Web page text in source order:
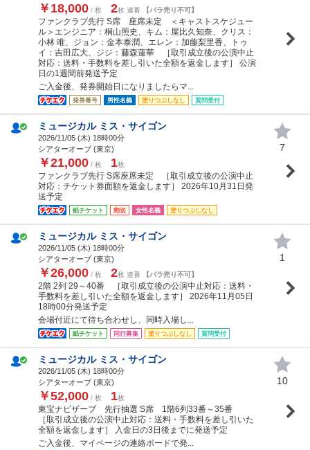
￥18,000 / 枚 2枚 連番 【バラ売り不可】
ファンクラブ先行 S席 座席未定 ＜キャストスケジュー
ル＞エンジニア：桐山照史、キム：屋比久知奈、クリス：
小林 唯、ジョン：金本泰潤、エレン：加藤梨里香、トゥ
イ：吉田広大、ジジ：藤森蓮華 ［取引成立後の公演中止
対応：送料・手数料を差し引いた全額を返金します］ 公演
日の1週間前発送予定
ご入金後、発券開始日になりましたらマ...
発券番号 男性名義 塗りつぶしなし 質問受付
ミュージカル ミス・サイゴン
2026/11/05 (木) 18時00分
シアターオーブ (東京)
￥21,000 / 枚 1枚
ファンクラブ先行 S席座席未定 ［取引成立後の公演中止
対応：チケット券面額を返金します］ 2026年10月31日発
送予定
紙チケット 郵送 女性名義 塗りつぶしなし
7
ミュージカル ミス・サイゴン
2026/11/05 (木) 18時00分
シアターオーブ (東京)
￥26,000 / 枚 2枚 連番 【バラ売り不可】
2階 2列 29～40番 ［取引成立後の公演中止対応：送料・
手数料を差し引いた全額を返金します］ 2026年11月05日
18時00分発送予定
会場付近にて待ち合わせし、同時入場し...
紙チケット 同行募集 塗りつぶしなし 質問受付
1
ミュージカル ミス・サイゴン
2026/11/05 (木) 18時00分
シアターオーブ (東京)
￥52,000 / 枚 1枚
東宝ナビザーブ 先行抽選 S席 1階6列33番～35番
［取引成立後の公演中止対応：送料・手数料を差し引いた
全額を返金します］ 入金日の3日後までに発送予定
ご入金後、マイページの連絡ボードで発...
10